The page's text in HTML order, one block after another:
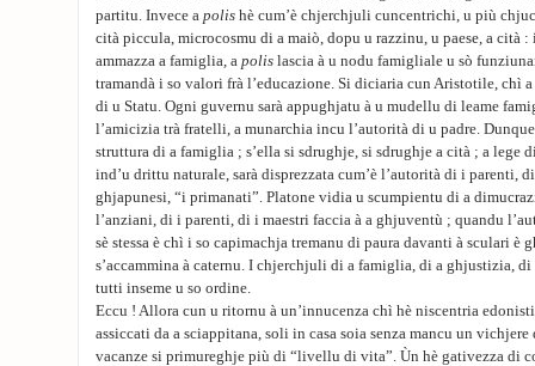
partitu. Invece a polis hè cum’è chjerchjuli cuncentrichi, u più
cità piccula, microcosmu di a maiò, dopu u razzinu, u paese, a cità
ammazza a famiglia, a polis lascia à u nodu famigliale u sò
tramandà i so valori frà l’educazione. Si diciaria cun Aristotile, chì
di u Statu. Ogni guvernu sarà appughjatu à u mudellu di leame
l’amicizia trà fratelli, a munarchia incu l’autorità di u padre.
struttura di a famiglia ; s’ella si sdrughje, si sdrughje a cità ; a lege
ind’u drittu naturale, sarà disprezzata cum’è l’autorità di i parenti,
ghjapunesi, “i primanati”. Platone vidia u scumpientu di a
l’anziani, di i parenti, di i maestri faccia à a ghjuventù ; quandu
sè stessa è chì i so capimachja tremanu di paura davanti à sculari è
s’accammina à caternu. I chjerchjuli di a famiglia, di a ghjustizia,
tutti inseme u so ordine.
Eccu ! Allora cun u ritornu à un’innucenza chì hè niscentria
assiccati da a sciappitana, soli in casa soia senza mancu un vichjere
vacanze si primureghje più di “livellu di vita”. Ùn hè gativezza di